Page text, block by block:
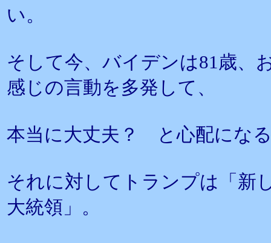
い。
そして今、バイデンは81歳、
感じの言動を多発して、
本当に大丈夫？ と心配にな
それに対してトランプは「新
大統領」。